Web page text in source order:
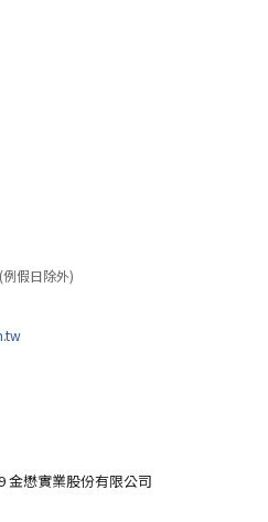
假日除外)
懋實業股份有限公司